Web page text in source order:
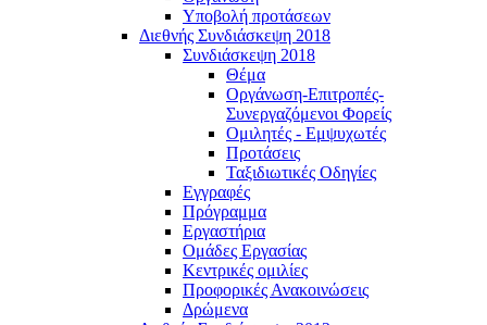
Υποβολή προτάσεων
Διεθνής Συνδιάσκεψη 2018
Συνδιάσκεψη 2018
Θέμα
Οργάνωση-Επιτροπές-
Συνεργαζόμενοι Φορείς
Ομιλητές - Εμψυχωτές
Προτάσεις
Ταξιδιωτικές Οδηγίες
Εγγραφές
Πρόγραμμα
Εργαστήρια
Ομάδες Εργασίας
Κεντρικές ομιλίες
Προφορικές Ανακοινώσεις
Δρώμενα